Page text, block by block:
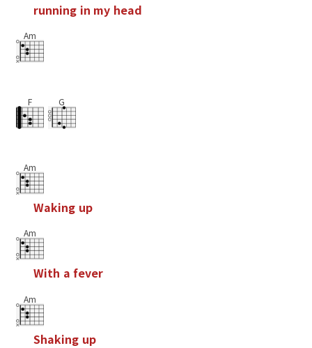
running in my head
Am
F G
Am
Waking up
Am
With a fever
Am
Shaking up